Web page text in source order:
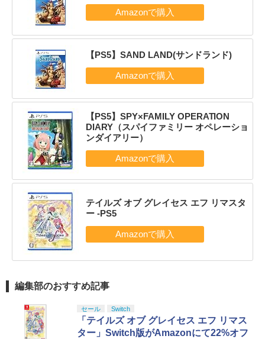
【PS5】SAND LAND(サンドランド)
【PS5】SPY×FAMILY OPERATION
DIARY（スパイファミリー オペレーショ
ンダイアリー）
テイルズ オブ グレイセス エフ リマスタ
ー -PS5
編集部のおすすめ記事
セール Switch
「テイルズ オブ グレイセス エフ リマス
ター」Switch版がAmazonにて22%オフ